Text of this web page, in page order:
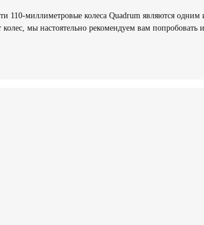
110-миллиметровые колеса Quadrum являются
мы настоятельно рекомендуем вам попробовать